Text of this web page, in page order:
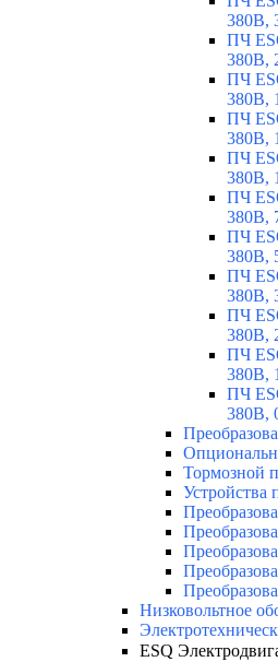
380В,
ПЧ
380В,
ПЧ
380В,
ПЧ
380В,
ПЧ
380В,
ПЧ
380В,
ПЧ
380В,
ПЧ
380В,
ПЧ
380В,
ПЧ
380В,
ПЧ
380В,
Тормозной
Устройства
Низковольтное
ESQ